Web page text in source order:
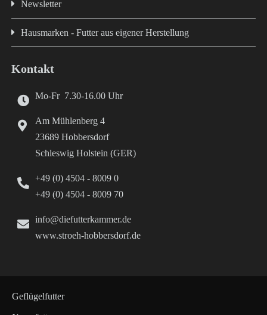
Newsletter
Hausmarken - Futter aus eigener Herstellung
Kontakt
Mo-Fr 7.30-16.00 Uhr
Am Mühlenberg 4
23689 Hobbersdorf
Schleswig Holstein (GER)
+49 (0) 4504 - 8009 0
+49 (0) 4504 - 8009 70
info@diefutterkammer.de
www.stroeh-hobbersdorf.de
Geflügelfutter